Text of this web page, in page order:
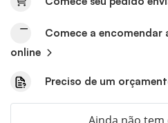
Comece a
online
Preciso de um